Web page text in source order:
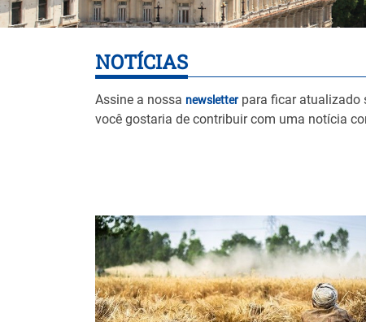
NOTÍCIAS
Assine a nossa newsletterpara ficar atualizado
você gostaria de contribuir com uma notícia